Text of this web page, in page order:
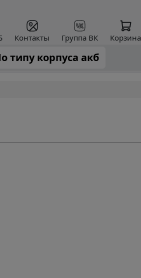
Контакты Группа ВК Корзина
типу корпуса акб